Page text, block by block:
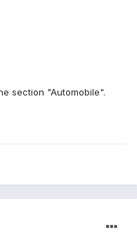
section "Automobile".